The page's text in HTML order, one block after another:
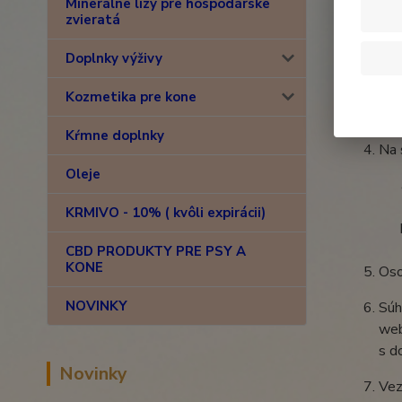
Minerálne lizy pre hospodárske
zvieratá
Doplnky výživy
Kozmetika pre kone
Kŕmne doplnky
Oleje
KRMIVO - 10% ( kvôli expirácii)
CBD PRODUKTY PRE PSY A
KONE
NOVINKY
Novinky
Na
s